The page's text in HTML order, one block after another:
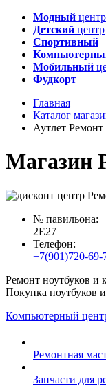
Модный центр
Детский центр
Спортивный
Мобильный
Фудкорт
Главная
Каталог
Аутлет Ремонт
Магазин
№ павильона:
2E27
Телефон:
+7(901)720-69-
Ремонт ноутбуков и
Покупка ноутбуков
Компьютерный
Ремонтная
Запчасти для